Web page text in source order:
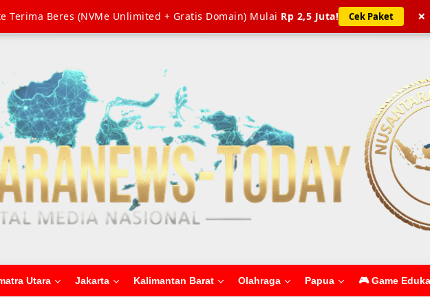
Terima Beres (NVMe Unlimited + Gratis Domain) Mulai Rp 2,5 Juta! Cek Paket ×
Utara Jakarta Kalimantan Barat Olahraga Papua 🎮 Game